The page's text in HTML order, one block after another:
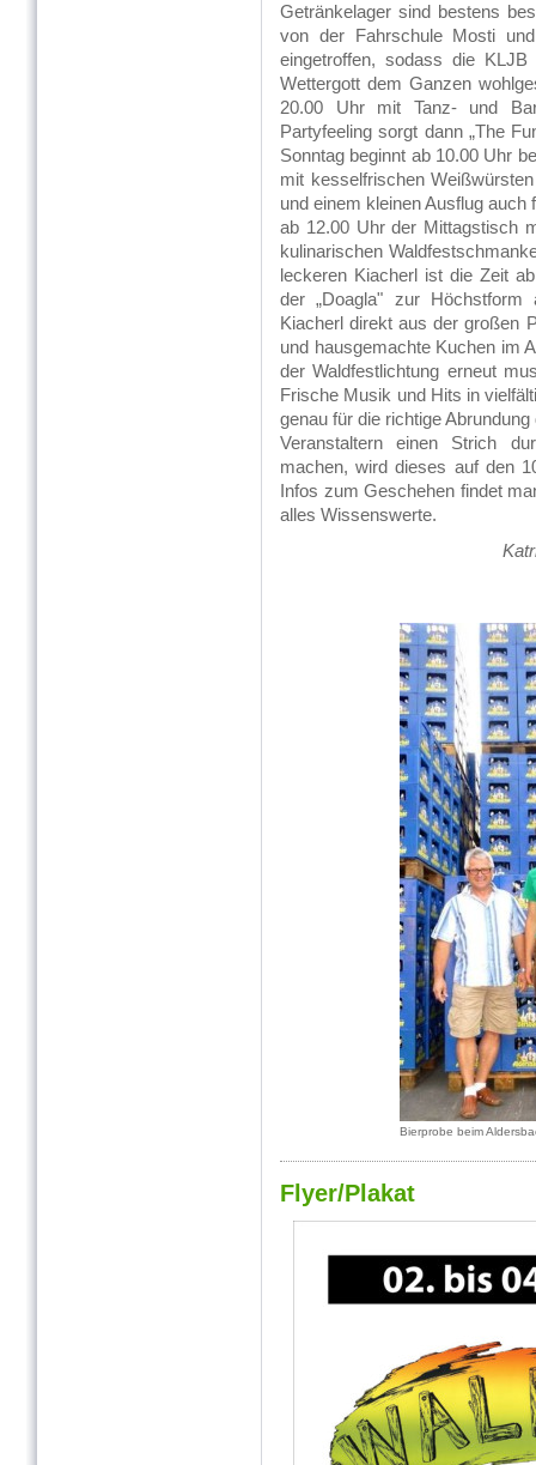
Getränkelager sind bestens
von der Fahrschule Mosti
eingetroffen, sodass die
Wettergott dem Ganzen
20.00 Uhr mit Tanz- und
Partyfeeling sorgt dann „The
Sonntag beginnt ab 10.00 Uhr
mit kesselfrischen
und einem kleinen Ausflug
ab 12.00 Uhr der Mittagstisch
kulinarischen
leckeren Kiacherl ist die Zeit
der „Doagla" zur
Kiacherl direkt aus der großen
und hausgemachte Kuchen im
der Waldfestlichtung erneut
Frische Musik und Hits in
genau für die richtige
Veranstaltern einen Strich
machen, wird dieses auf den
Infos zum Geschehen findet
alles Wissenswerte.
Bierprobe beim
Flyer/Plakat